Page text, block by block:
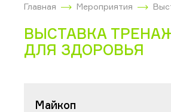
Главная Мероприятия
ВЫСТАВКА
ДЛЯ ЗДОРОВЬЯ
Майкоп